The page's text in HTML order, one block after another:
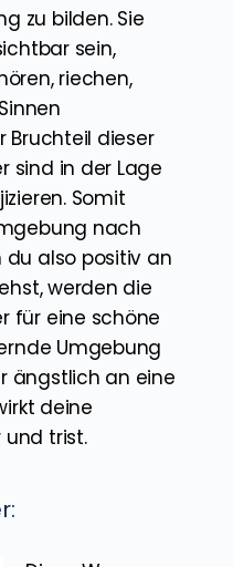
der Lage sich
und so das
zu bilden. Sie
sein,
riechen,
dieser
in der Lage
Somit
nach
also positiv an
werden die
für eine schöne
Umgebung
ängstlich an eine